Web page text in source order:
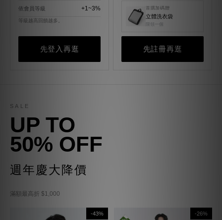
依會員等級 +1~3%
等級越高回饋越多。
先登入再逛
首購加碼贈
立體洗衣袋
限領一個
先註冊再逛
SALE
UP TO
50% OFF
週年慶大降價
滿額最高折 $1,000
-43% -26%